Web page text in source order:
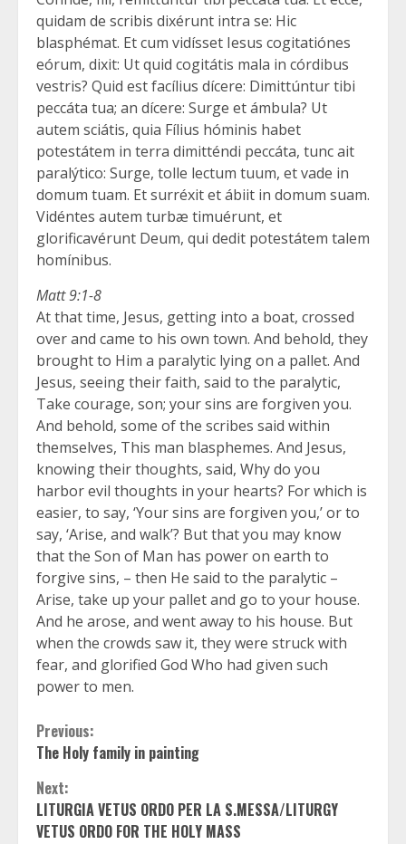
quidam de scribis dixérunt intra se: Hic
blasphémat. Et cum vidísset Iesus cogitatiónes
eórum, dixit: Ut quid cogitátis mala in córdibus
vestris? Quid est facílius dícere: Dimittúntur tibi
peccáta tua; an dícere: Surge et ámbula? Ut
autem sciátis, quia Fílius hóminis habet
potestátem in terra dimitténdi peccáta, tunc ait
paralýtico: Surge, tolle lectum tuum, et vade in
domum tuam. Et surréxit et ábiit in domum suam.
Vidéntes autem turbæ timuérunt, et
glorificavérunt Deum, qui dedit potestátem talem
homínibus.
Matt 9:1-8
At that time, Jesus, getting into a boat, crossed
over and came to his own town. And behold, they
brought to Him a paralytic lying on a pallet. And
Jesus, seeing their faith, said to the paralytic,
Take courage, son; your sins are forgiven you.
And behold, some of the scribes said within
themselves, This man blasphemes. And Jesus,
knowing their thoughts, said, Why do you
harbor evil thoughts in your hearts? For which is
easier, to say, ‘Your sins are forgiven you,’ or to
say, ‘Arise, and walk’? But that you may know
that the Son of Man has power on earth to
forgive sins, – then He said to the paralytic –
Arise, take up your pallet and go to your house.
And he arose, and went away to his house. But
when the crowds saw it, they were struck with
fear, and glorified God Who had given such
power to men.
Continue
Reading
Previous:
The Holy family in painting
Next:
LITURGIA VETUS ORDO PER LA S.MESSA/LITURGY
VETUS ORDO FOR THE HOLY MASS